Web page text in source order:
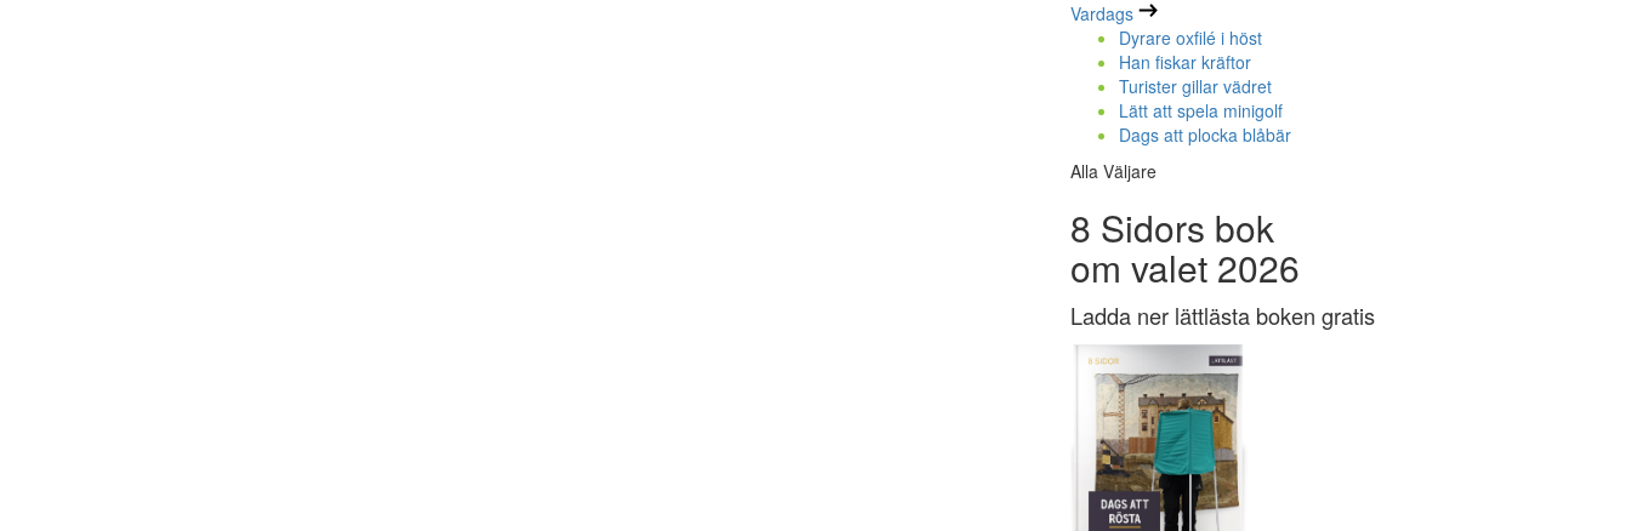
Vardags
Dyrare oxfilé i höst
Han fiskar kräftor
Turister gillar vädret
Lätt att spela minigolf
Dags att plocka blåbär
Alla Väljare
8 Sidors bok
om valet 2026
Ladda ner lättlästa boken gratis